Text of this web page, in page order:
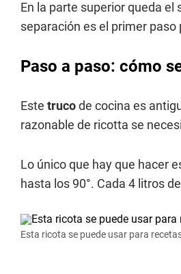
En la parte superior queda el
separación es el primer
Paso a paso: cómo
Este trucode cocina es
razonable de ricotta se
Lo único que hay que hacer
hasta los 90°. Cada 4 litros de
Esta ricota se puede usar para